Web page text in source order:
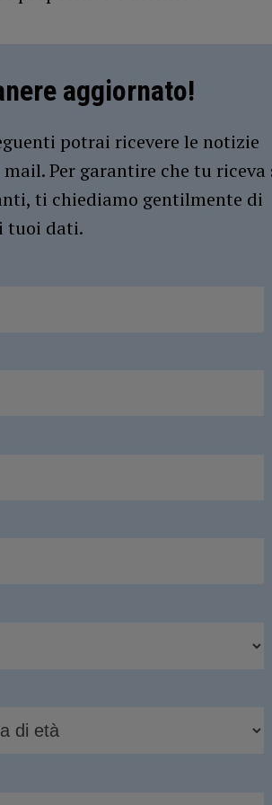
aggiornato!
potrai ricevere le notizie
Per garantire che tu riceva
ti chiediamo gentilmente di
tuoi dati.